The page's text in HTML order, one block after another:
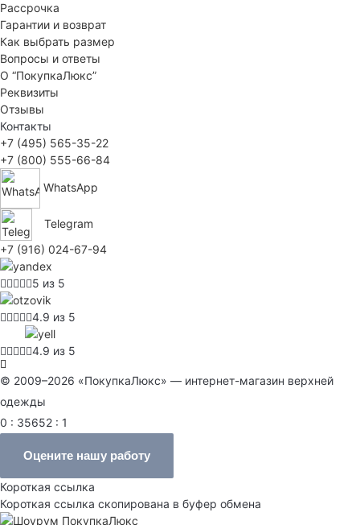
Рассрочка
Гарантии и возврат
Как выбрать размер
Вопросы и ответы
О “ПокупкаЛюкс”
Реквизиты
Отзывы
Контакты
+7 (495) 565-35-22
+7 (800) 555-66-84
WhatsApp
Telegram
+7 (916) 024-67-94
5 из 5
4.9 из 5
4.9 из 5
© 2009–2026 «ПокупкаЛюкс» — интернет-магазин верхней
одежды
0 : 35652 : 1
Оцените нашу работу
Короткая ссылка
Короткая ссылка скопирована в буфер обмена